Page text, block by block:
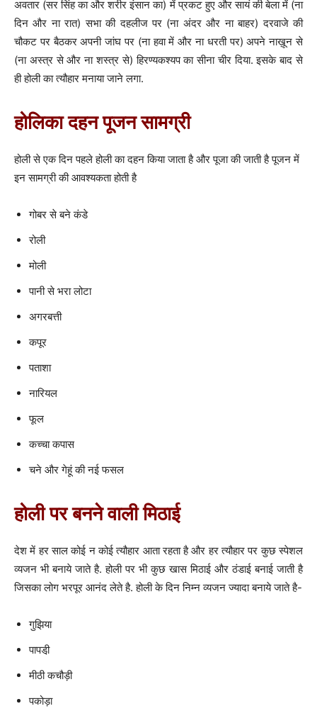
अवतार (सर सिंह का और शरीर इंसान का) में प्रकट हुए और सायं की बेला में (ना
दिन और ना रात) सभा की दहलीज पर (ना अंदर और ना बाहर) दरवाजे की
चौकट पर बैठकर अपनी जांघ पर (ना हवा में और ना धरती पर) अपने नाख़ून से
(ना अस्त्र से और ना शस्त्र से) हिरण्यकश्यप का सीना चीर दिया. इसके बाद से
ही होली का त्यौहार मनाया जाने लगा.
होलिका दहन पूजन सामग्री
होली से एक दिन पहले होली का दहन किया जाता है और पूजा की जाती है पूजन में
इन सामग्री की आवश्यकता होती है
गोबर से बने कंडे
रोली
मोली
पानी से भरा लोटा
अगरबत्ती
कपूर
पताशा
नारियल
फूल
कच्चा कपास
चने और गेहूं की नई फसल
होली पर बनने वाली मिठाई
देश में हर साल कोई न कोई त्यौहार आता रहता है और हर त्यौहार पर कुछ स्पेशल
व्यजन भी बनाये जाते है. होली पर भी कुछ खास मिठाई और ठंडाई बनाई जाती है
जिसका लोग भरपूर आनंद लेते है. होली के दिन निम्न व्यजन ज्यादा बनाये जाते है-
गुझिया
पापडी़
मीठी कचौड़ी
पकोड़ा